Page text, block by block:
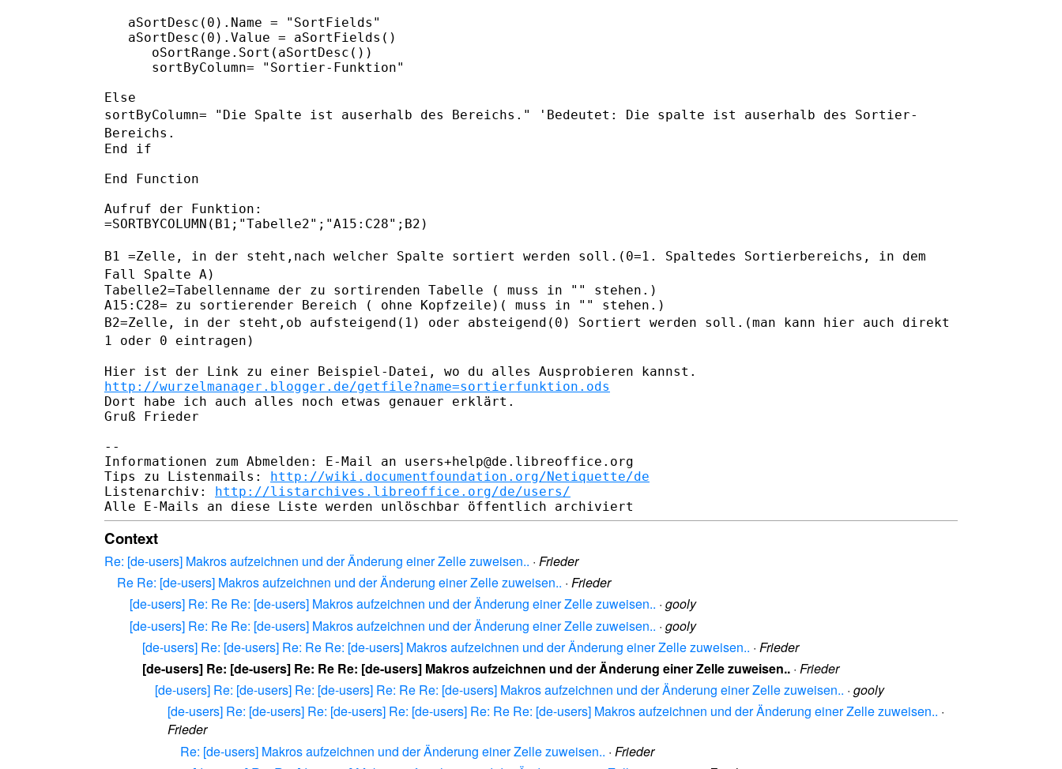
   aSortDesc(0).Name = "SortFields"
   aSortDesc(0).Value = aSortFields()
      oSortRange.Sort(aSortDesc())
      sortByColumn= "Sortier-Funktion"
sortByColumn= "Die Spalte ist auserhalb des Bereichs." 'Bedeutet: Die spalte ist auserhalb des Sortier-
Bereichs.
End if
End Function
Aufruf der Funktion:
=SORTBYCOLUMN(B1;"Tabelle2";"A15:C28";B2)
B1 =Zelle, in der steht,nach welcher Spalte sortiert werden soll.(0=1. Spaltedes Sortierbereichs, in dem
Fall Spalte A)
Tabelle2=Tabellenname der zu sortirenden Tabelle ( muss in "" stehen.)
B2=Zelle, in der steht,ob aufsteigend(1) oder absteigend(0) Sortiert werden soll.(man kann hier auch direkt
1 oder 0 eintragen)
http://wurzelmanager.blogger.de/getfile?name=sortierfunktion.ods
Dort habe ich auch alles noch etwas genauer erklärt.
Gruß Frieder
--
Informationen zum Abmelden: E-Mail an users+help@de.libreoffice.org
Tips zu Listenmails: http://wiki.documentfoundation.org/Netiquette/de
Listenarchiv: http://listarchives.libreoffice.org/de/users/
Context
Re: [de-users] Makros aufzeichnen und der Änderung einer Zelle zuweisen.. · Frieder
Re Re: [de-users] Makros aufzeichnen und der Änderung einer Zelle zuweisen.. · Frieder
[de-users] Re: Re Re: [de-users] Makros aufzeichnen und der Änderung einer Zelle zuweisen.. · gooly
[de-users] Re: Re Re: [de-users] Makros aufzeichnen und der Änderung einer Zelle zuweisen.. · gooly
[de-users] Re: [de-users] Re: Re Re: [de-users] Makros aufzeichnen und der Änderung einer Zelle zuweisen.. · Frieder
[de-users] Re: [de-users] Re: Re Re: [de-users] Makros aufzeichnen und der Änderung einer Zelle zuweisen.. · Frieder
[de-users] Re: [de-users] Re: [de-users] Re: Re Re: [de-users] Makros aufzeichnen und der Änderung einer Zelle zuweisen.. · gooly
[de-users] Re: [de-users] Re: [de-users] Re: [de-users] Re: Re Re: [de-users] Makros aufzeichnen und der Änderung einer Zelle zuweisen.. ·
Frieder
Re: [de-users] Makros aufzeichnen und der Änderung einer Zelle zuweisen.. · Frieder